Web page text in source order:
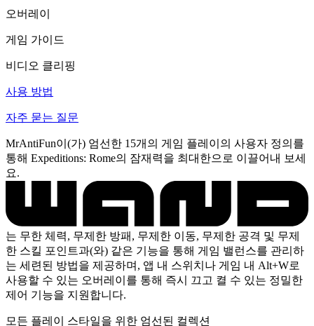
오버레이
게임 가이드
비디오 클리핑
사용 방법
자주 묻는 질문
MrAntiFun이(가) 엄선한 15개의 게임 플레이의 사용자 정의를
통해 Expeditions: Rome의 잠재력을 최대한으로 이끌어내 보세
요.
는 무한 체력, 무제한 방패, 무제한 이동, 무제한 공격 및 무제
한 스킬 포인트과(와) 같은 기능을 통해 게임 밸런스를 관리하
는 세련된 방법을 제공하며, 앱 내 스위치나 게임 내 Alt+W로
사용할 수 있는 오버레이를 통해 즉시 끄고 켤 수 있는 정밀한
제어 기능을 지원합니다.
모든 플레이 스타일을 위한 엄선된 컬렉션